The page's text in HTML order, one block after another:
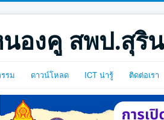
องคู สพป.สุริ
รม ดาวน์โหลด ICT น่ารู้ ติดต่อเรา